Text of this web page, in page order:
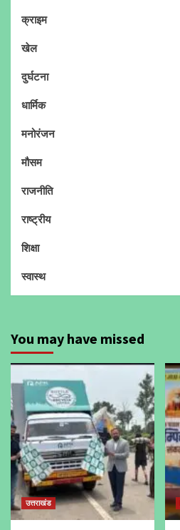
क्राइम
खेल
दुर्घटना
धार्मिक
मनोरंजन
मौसम
राजनीति
राष्ट्रीय
शिक्षा
स्वास्थ
You may have missed
उत्तराखंड